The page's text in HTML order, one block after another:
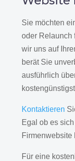
Sie möchten
oder Relaunch
wir uns auf
berät Sie
ausführlich
Kontaktieren
Egal ob es
Firmenwebsite
Für eine